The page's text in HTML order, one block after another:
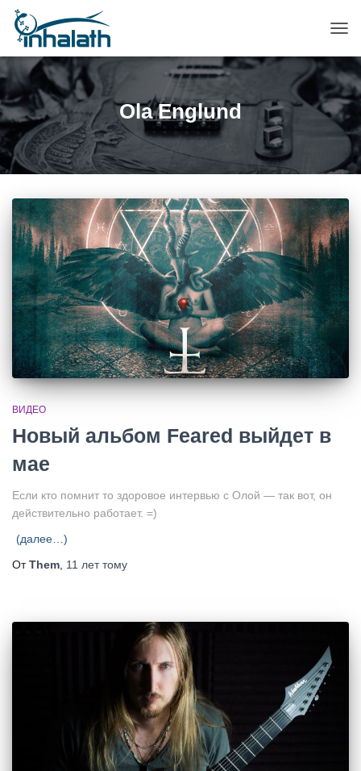
Ola Englund
ВИДЕО
Новый альбом Feared выйдет в
мае
Если кто помнит то здоровое интервью с Олой — так вот, он
действительно работает. =)
(далее…)
ОтThem, 11 леттому